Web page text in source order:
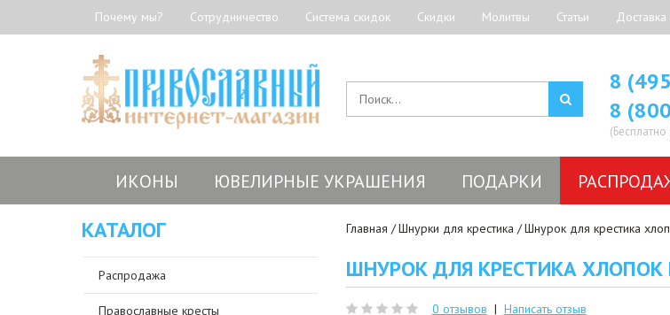
Почему мы? Сотрудничество Система скидок Скидки Молитвы Статьи
8
8
ИКОНЫ ЮВЕЛИРНЫЕ УКРАШЕНИЯ ПОДАРКИ
КАТАЛОГ
Распродажа
Православные кресты
Главная Шнурки для крестика Шнурок для крестика
ШНУРОК ДЛЯ КРЕСТИКА
0 отзывов | Написать отзыв